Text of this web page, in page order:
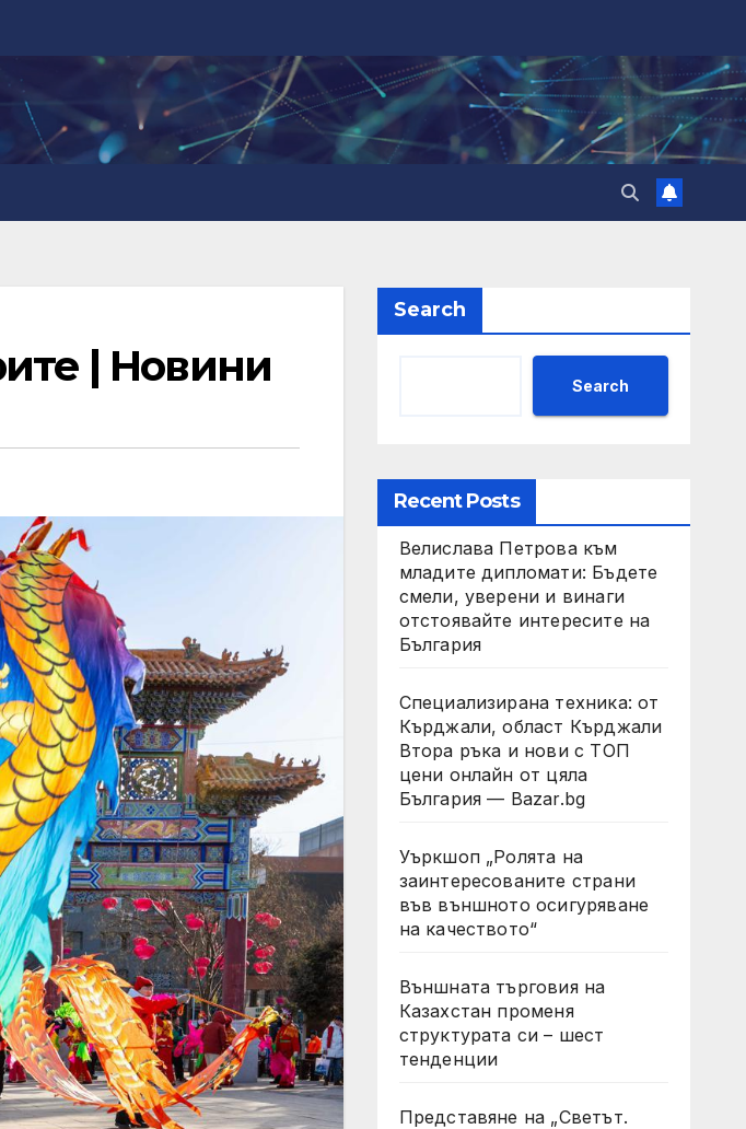
| Новини
Search
Search
Recent Posts
Велислава Петрова към
младите дипломати: Бъдете
смели, уверени и винаги
отстоявайте интересите на
България
Специализирана техника: от
Кърджали, област Кърджали
Втора ръка и нови с ТОП
цени онлайн от цяла
България — Bazar.bg
Уъркшоп „Ролята на
заинтересованите страни
във външното осигуряване
на качеството“
Външната търговия на
Казахстан променя
структурата си – шест
тенденции
Представяне на „Светът.